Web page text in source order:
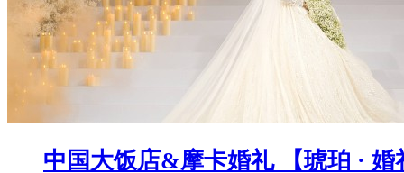
中国大饭店&摩卡婚礼 【琥珀 ·